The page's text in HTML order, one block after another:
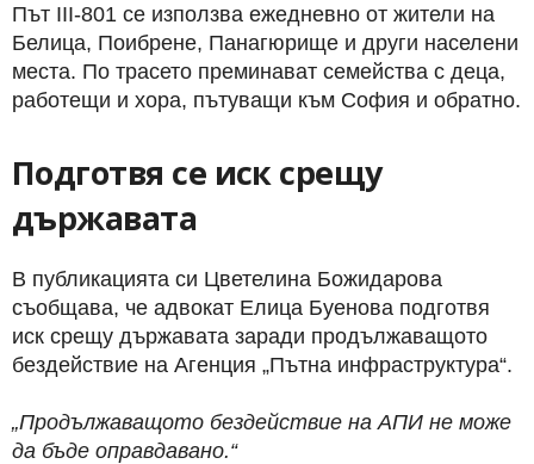
Път III-801 се използва ежедневно от жители на
Белица, Поибрене, Панагюрище и други населени
места. По трасето преминават семейства с деца,
работещи и хора, пътуващи към София и обратно.
Подготвя се иск срещу
държавата
В публикацията си Цветелина Божидарова
съобщава, че адвокат Елица Буенова подготвя
иск срещу държавата заради продължаващото
бездействие на Агенция „Пътна инфраструктура“.
„Продължаващото бездействие на АПИ не може
да бъде оправдавано.“